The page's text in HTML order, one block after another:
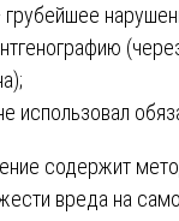
грубейшее
использовал
содержит
вреда на